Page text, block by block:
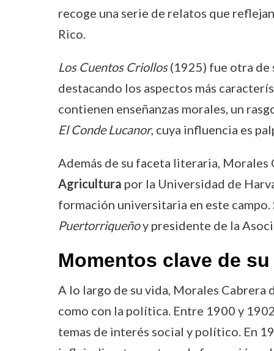
recoge una serie de relatos que
Rico.
Los Cuentos Criollos(1925) fue otra de
destacando los aspectos más
contienen enseñanzas morales, un
El Conde Lucanor, cuya influencia es
Además de su faceta literaria,
Agricultura por la Universidad de
formación universitaria en este
Puertorriqueñoy presidente de la
Momentos clave de
A lo largo de su vida, Morales Cabrera
como con la política. Entre 1900 y
temas de interés social y político. En